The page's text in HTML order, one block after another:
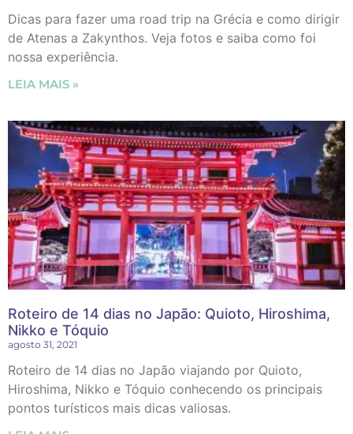
Dicas para fazer uma road trip na Grécia e como dirigir
de Atenas a Zakynthos. Veja fotos e saiba como foi
nossa experiência.
LEIA MAIS »
Roteiro de 14 dias no Japão: Quioto, Hiroshima,
Nikko e Tóquio
agosto 31, 2021
Roteiro de 14 dias no Japão viajando por Quioto,
Hiroshima, Nikko e Tóquio conhecendo os principais
pontos turísticos mais dicas valiosas.